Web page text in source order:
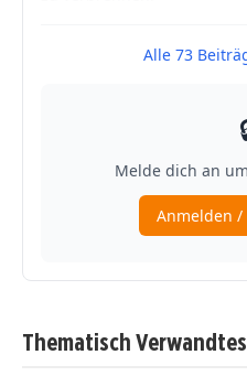
Thematisch Verwandtes